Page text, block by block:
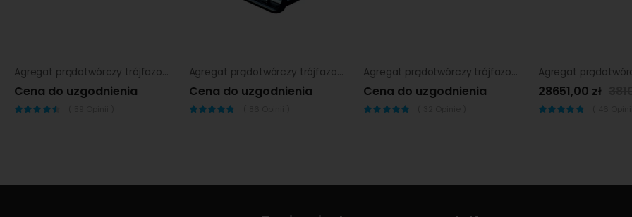
Agregat prądotwórczy trójfazowy Endress ESE 45 YW
Cena do uzgodnienia
Agregat prądotwórczy trójfazowy Endress ESE 604 DYS ES DI
Cena do uzgodnienia
Agregat prądotwórczy trójfazowy Endress ESE 510 VW
Cena do uzgodnienia 28651,00 zł